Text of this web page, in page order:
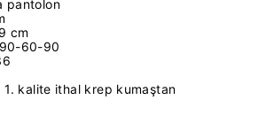
pantolon
cm
60-90
1. kalite ithal krep kumaştan